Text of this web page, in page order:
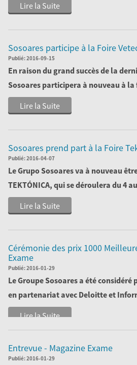
Lire la Suite
Sosoares participe à la Foire
Publié:2016-09-15
En raison du grand succès de la
Sosoares participera à nouveau à la
présentan...
Lire la Suite
Sosoares prend part à la Foire
Publié:2016-04-07
LeGrupo Sosoaresva à nouveau
TEKTÓNICA, qui se déroulera du 4
Lire la Suite
Cérémonie des prix 1000
Exame
Publié:2016-01-29
Le Groupe Sosoares a été
en partenariat avec Deloitte et
société dans son sect...
Lire la Suite
Entrevue - Magazine Exame
Publié:2016-01-29